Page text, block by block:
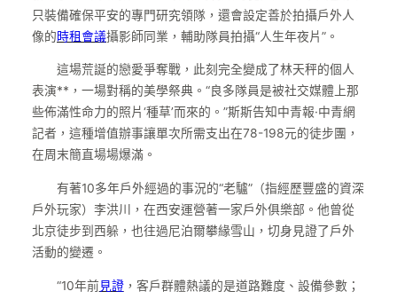
只裝備確保平安的專門研究領隊，還會設定善於拍攝戶外人
像的時租會議攝影師同業，輔助隊員拍攝“人生年夜片”。
這場荒誕的戀愛爭奪戰，此刻完全變成了林天秤的個人
表演**，一場對稱的美學祭典。“良多隊員是被社交媒體上那
些佈滿性命力的照片‘種草’而來的。”斯斯告知中青報·中青網
記者，這種增值辦事讓單次所需支出在78-198元的徒步團，
在周末簡直場場爆滿。
有著10多年戶外經過的事況的“老驢”（指經歷豐盛的資深
戶外玩家）李洪川，在西安運營著一家戶外俱樂部。他曾從
北京徒步到西躲，也往過尼泊爾攀緣雪山，切身見證了戶外
活動的變遷。
“10年前見證，客戶群體熱議的是道路難度、設備參數；